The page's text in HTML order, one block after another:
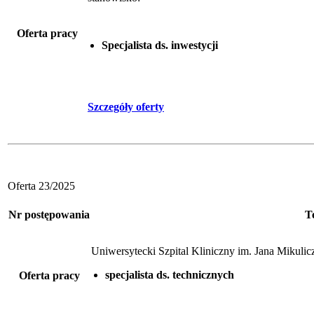
Oferta pracy
Specjalista ds. inwestycji
Szczegóły oferty
Oferta 23/2025
Nr postępowania
Oferta pracy
Uniwersytecki Szpital Kliniczny im. Jana
specjalista ds. technicznych